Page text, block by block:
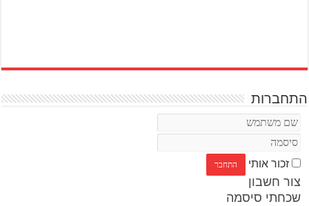
התחברות
זכור אותי
צור חשבון
שכחתי סיסמה